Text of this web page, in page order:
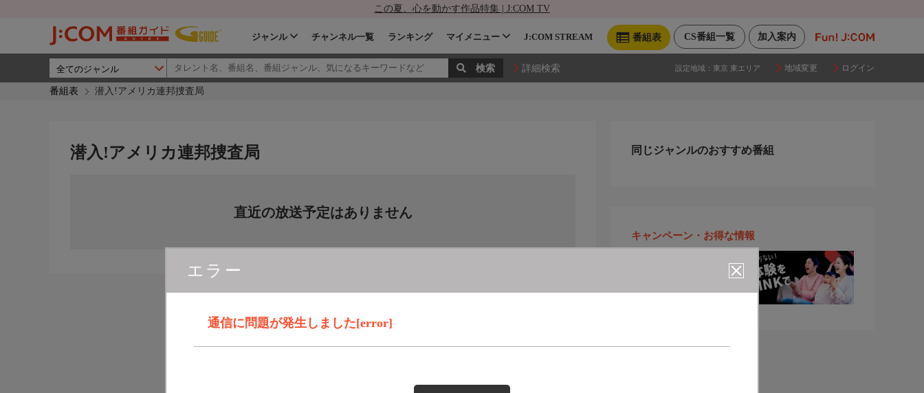
この夏、心を動かす作品特集 | J:COM TV
加入案内
CS番組一覧
番組表
ジャンル チャンネル一覧 ランキング マイメニュー J:COM STREAM
詳細検索 設定地域： 東京 東エリア 地域変更 ログイン
番組表 潜入!アメリカ連邦捜査局
エラー
通信に問題が発生しました[error]
潜入!アメリカ連邦捜査局
直近の放送予定はありません
同じジャンルのおすすめ番組
キャンペーン・お得な情報